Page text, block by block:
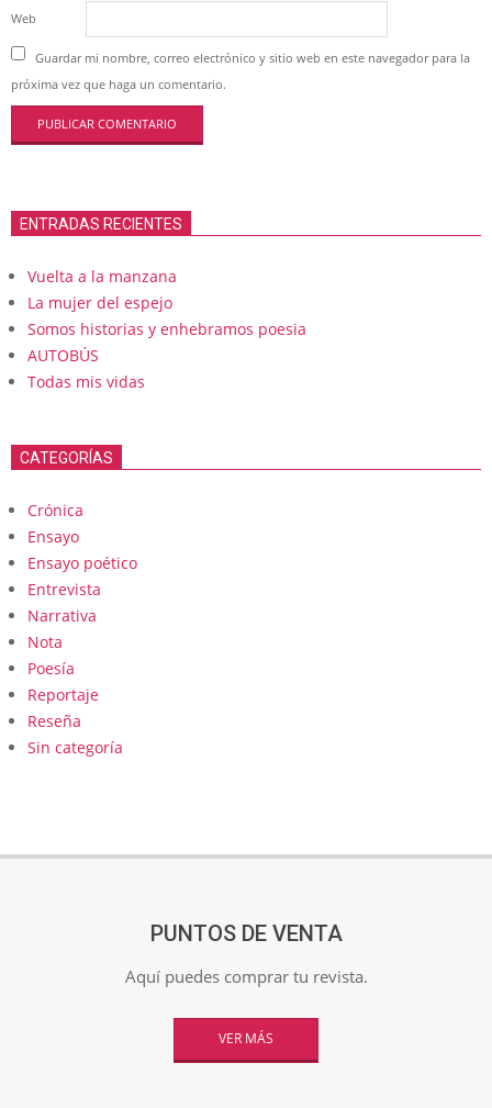
Web
Guardar mi nombre, correo electrónico y sitio web en este navegador para la
próxima vez que haga un comentario.
ENTRADAS RECIENTES
Vuelta a la manzana
La mujer del espejo
Somos historias y enhebramos poesia
AUTOBÚS
Todas mis vidas
CATEGORÍAS
Crónica
Ensayo
Ensayo poético
Entrevista
Narrativa
Nota
Poesía
Reportaje
Reseña
Sin categoría
PUNTOS DE VENTA
Aquí puedes comprar tu revista.
VER MÁS